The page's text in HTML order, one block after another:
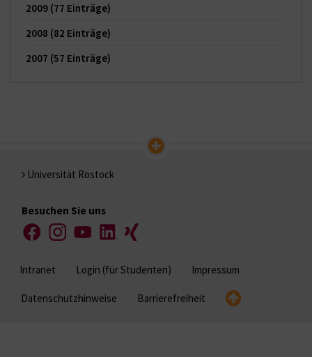
2009 (77 Einträge)
2008 (82 Einträge)
2007 (57 Einträge)
Universität Rostock
Besuchen Sie uns
FacebookInstagramYouTubeLinkedIn
Xing
Intranet Login (für Studenten) Impressum
Datenschutzhinweise Barrierefreiheit